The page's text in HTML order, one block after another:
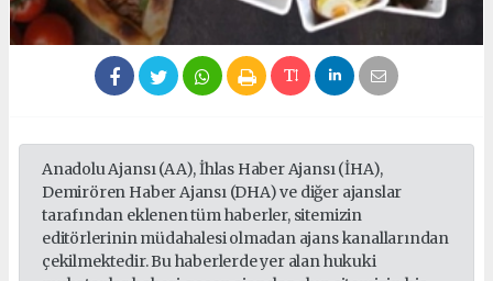
Anadolu Ajansı (AA), İhlas Haber Ajansı (İHA),
Demirören Haber Ajansı (DHA) ve diğer ajanslar
tarafından eklenen tüm haberler, sitemizin
editörlerinin müdahalesi olmadan ajans kanallarından
çekilmektedir. Bu haberlerde yer alan hukuki